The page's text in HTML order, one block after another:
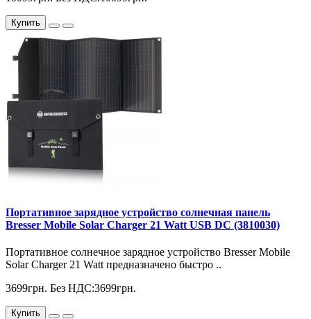
Купить
Портативное зарядное устройство солнечная панель
Bresser Mobile Solar Charger 21 Watt USB DC (3810030)
Портативное солнечное зарядное устройство Bresser Mobile
Solar Charger 21 Watt предназначено быстро ..
3699грн. Без НДС:3699грн.
Купить